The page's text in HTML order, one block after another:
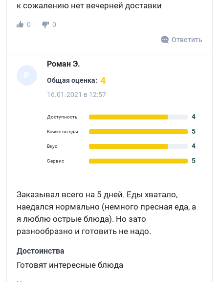
к сожалению нет вечерней доставки
0
0
Ответить
Р
Роман Э.
Общая оценка: 4
16.01.2021 в 12:57
Доступность 4
Качество еды 5
Вкус 4
Сервис 5
Заказывал всего на 5 дней. Еды хватало,
наедался нормально (немного пресная еда, а
я люблю острые блюда). Но зато
разнообразно и готовить не надо.
Достоинства
Готовят интересные блюда